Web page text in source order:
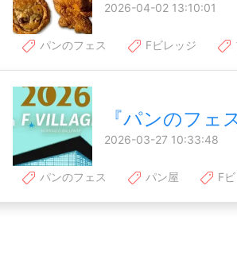
2026-04-02 13:10:01
パンのフェス Fビレッジ
『パンのフェ
2026-03-27 10:33:48
パンのフェス パン屋 F